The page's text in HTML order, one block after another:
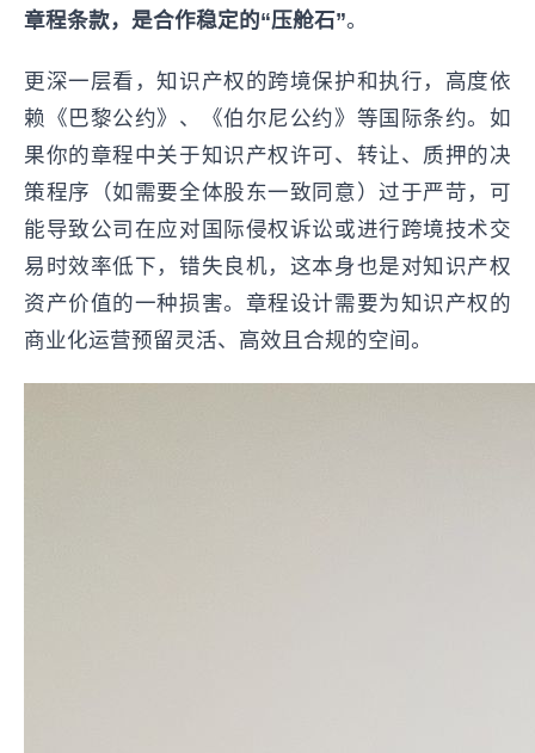
章程条款，是合作稳定的“压舱石”。
更深一层看，知识产权的跨境保护和执行，高度依
赖《巴黎公约》、《伯尔尼公约》等国际条约。如
果你的章程中关于知识产权许可、转让、质押的决
策程序（如需要全体股东一致同意）过于严苛，可
能导致公司在应对国际侵权诉讼或进行跨境技术交
易时效率低下，错失良机，这本身也是对知识产权
资产价值的一种损害。章程设计需要为知识产权的
商业化运营预留灵活、高效且合规的空间。